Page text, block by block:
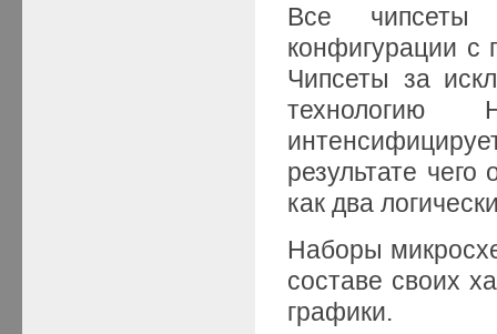
Все чипсеты
конфигурации с
Чипсеты за
технологию
результате
как два
Наборы
составе своих
графики.